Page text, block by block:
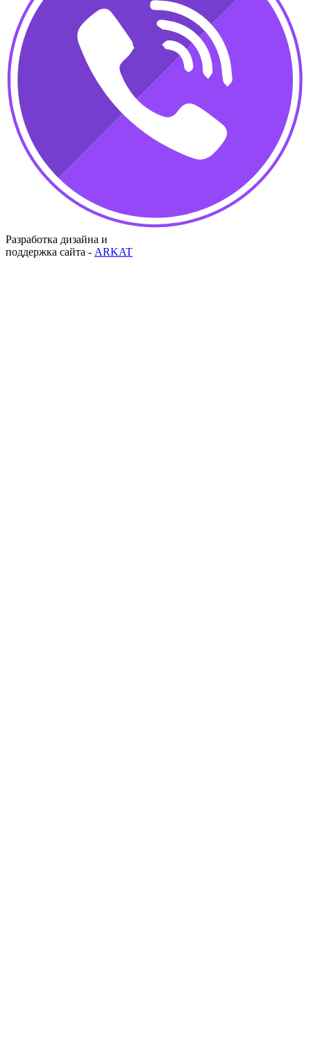
Разработка дизайна и
поддержка сайта - ARKAT